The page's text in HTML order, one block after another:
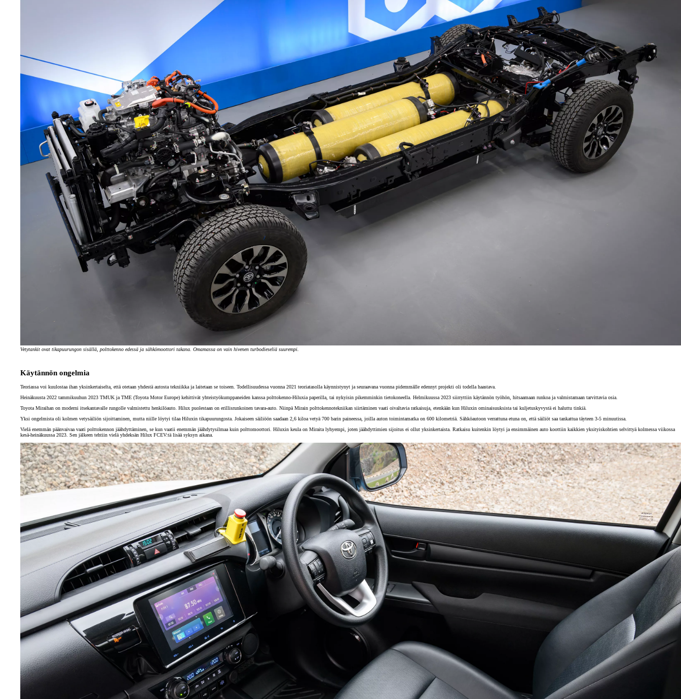
Vetytankit ovat tikapuurungon sisällä, polttokenno edessä ja sähkömoottori takana. Omamassa on vain hivenen turbodieseliä suurempi.
Käytännön ongelmia
Teoriassa voi kuulostaa ihan yksinkertaiselta, että otetaan yhdestä autosta tekniikka ja laitetaan se toiseen. Todellisuudessa vuonna 2021 teoriatasolla käynnistynyt ja seuraavana vuonna pidemmälle edennyt projekti oli todella haastava.
Heinäkuusta 2022 tammikuuhun 2023 TMUK ja TME (Toyota Motor Europe) kehittivät yhteistyökumppaneiden kanssa polttokenno-Hiluxia paperilla, tai nykyisin pikemminkin tietokoneella. Helmikuussa 2023 siirryttiin käytännön työhön, hitsaamaan runkoa ja valmistamaan tarvittavia osia.
Toyota Miraihan on moderni itsekantavalle rungolle valmistettu henkilöauto. Hilux puolestaan on erillisrunkoinen tavara-auto. Niinpä Mirain polttokennotekniikan siirtäminen vaati oivaltavia ratkaisuja, etenkään kun Hiluxin ominaisuuksista tai kuljetuskyvystä ei haluttu tinkiä.
Yksi ongelmista oli kolmen vetysäiliön sijoittaminen, mutta niille löytyi tilaa Hiluxin tikapuurungosta. Jokaiseen säiliöön saadaan 2,6 kiloa vetyä 700 barin paineessa, joilla auton toimintamatka on 600 kilometriä. Sähköautoon verrattuna etuna on, että säiliöt saa tankattua täyteen 3-5 minuutissa.
Vielä enemmän päänvaivaa vaati polttokennon jäähdyttäminen, se kun vaatii enemmän jäähdytysilmaa kuin polttomoottori. Hiluxin keula on Miraita lyhyempi, joten jäähdyttimien sijoitus ei ollut yksinkertaista. Ratkaisu kuitenkin löytyi ja ensimmäinen auto koottiin kaikkien yksityiskohtien selvittyä kolmessa viikossa
kesä-heinäkuussa 2023. Sen jälkeen tehtiin vielä yhdeksän Hilux FCEV:tä lisää syksyn aikana.